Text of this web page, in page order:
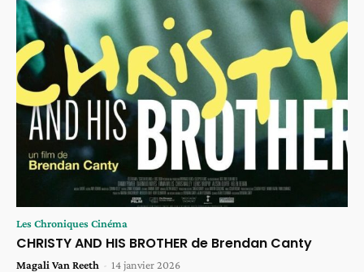
Les Chroniques Cinéma
CHRISTY AND HIS BROTHER de Brendan Canty
Magali Van Reeth - 14 janvier 2026